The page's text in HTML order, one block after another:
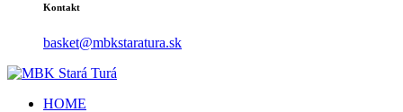
Kontakt
basket@mbkstaratura.sk
HOME